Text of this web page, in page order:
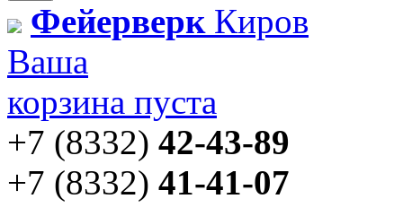
ФейерверкКиров
Ваша
корзина пуста
+7 (8332) 42-43-89
+7 (8332) 41-41-07